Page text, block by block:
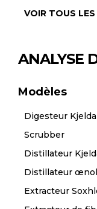
VOIR TOUS LES
ANALYSE
Modèles
Digesteur
Scrubber
Distillateur
Distillateur
Extracteur